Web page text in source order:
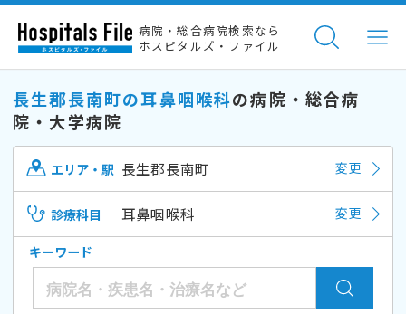
病院・総合病院検索なら
ホスピタルズ・ファイル
長生郡長南町の耳鼻咽喉科の病院・総合病
院・大学病院
エリア・駅 長生郡長南町 変更
診療科目 耳鼻咽喉科 変更
キーワード